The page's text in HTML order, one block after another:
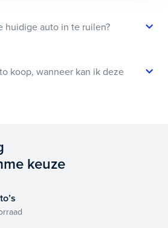
huidige auto in te ruilen?
koop, wanneer kan ik deze
keuze